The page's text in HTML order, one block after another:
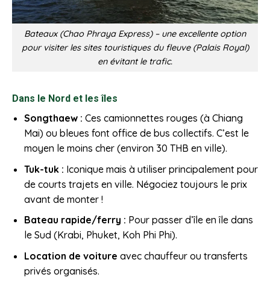
Bateaux (Chao Phraya Express) – une excellente option
pour visiter les sites touristiques du fleuve (Palais Royal)
en évitant le trafic.
Dans le Nord et les îles
Songthaew : Ces camionnettes rouges (à Chiang
Mai) ou bleues font office de bus collectifs. C’est le
moyen le moins cher (environ 30 THB en ville).
Tuk-tuk : Iconique mais à utiliser principalement pour
de courts trajets en ville. Négociez toujours le prix
avant de monter !
Bateau rapide/ferry : Pour passer d’île en île dans
le Sud (Krabi, Phuket, Koh Phi Phi).
Location de voiture avec chauffeur ou transferts
privés organisés.